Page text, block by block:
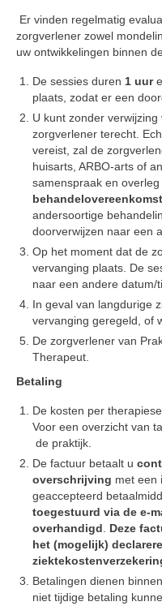
Er vinden regelmatig
zorgverlener zowel
uw ontwikkelingen binnen
De sessies duren 1 uur
plaats, zodat er een
U kunt zonder
zorgverlener terecht.
vereist, zal de
huisarts, ARBO-arts of
samenspraak en overleg
andersoortige
doorverwijzen naar een
Op het moment dat de
vervanging plaats. De
naar een andere datum/
In geval van langdurige
vervanging geregeld, of
De zorgverlener van
Therapeut.
Betaling
De kosten per
Voor een overzicht van
de praktijk.
De factuur betaalt u
overschrijving met een
geaccepteerd
toegestuurd via de e-
overhandigd
Deze
het (mogelijk)
Betalingen dienen binnen
niet tijdige betaling